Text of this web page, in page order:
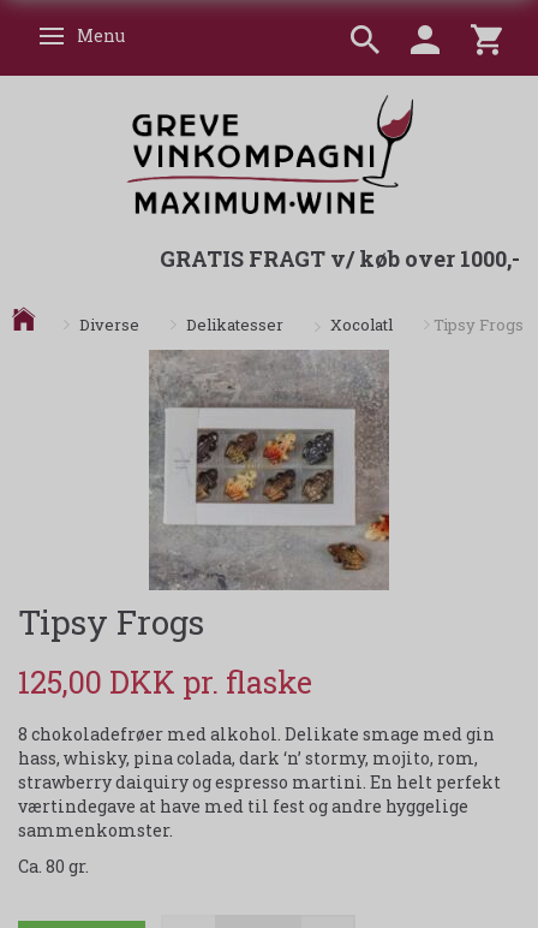
Skifte navigation
Menu
GRATIS FRAGT v/ køb over 1000,-
Diverse Delikatesser Xocolatl Tipsy Frogs
Tipsy Frogs
125,00 DKK
8 chokoladefrøer med alkohol. Delikate smage med gin
hass, whisky, pina colada, dark ‘n’ stormy, mojito, rom,
strawberry daiquiry og espresso martini. En helt perfekt
værtindegave at have med til fest og andre hyggelige
sammenkomster.
Ca. 80 gr.